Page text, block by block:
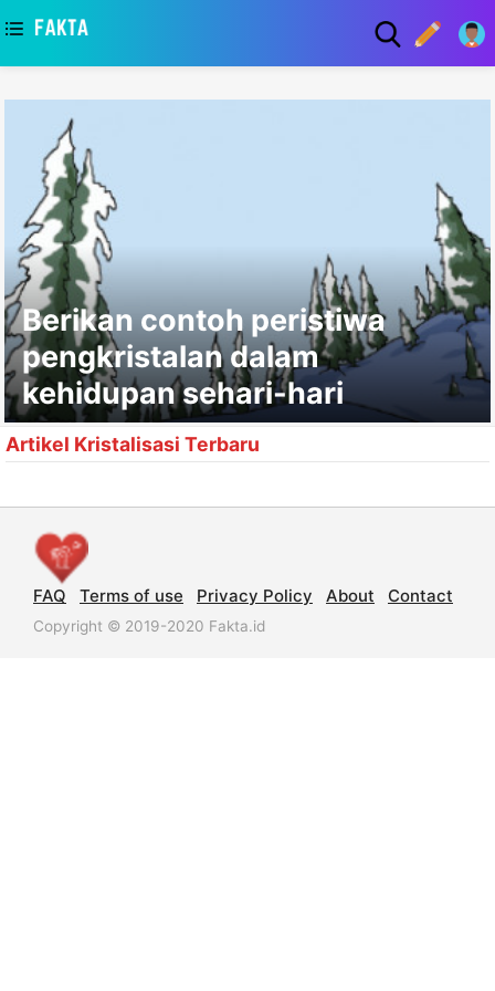
Berikan contoh peristiwa
pengkristalan dalam
kehidupan sehari-hari
Artikel Kristalisasi Terbaru
FAQ Terms of use Privacy Policy About Contact
Copyright © 2019-2020 Fakta.id